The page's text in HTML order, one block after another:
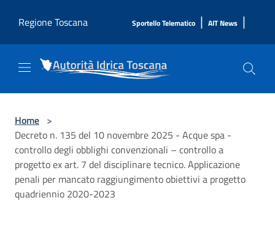
Regione Toscana
Sportello Telematico | AIT News |
Home >
Decreto n. 135 del 10 novembre 2025 - Acque spa -
controllo degli obblighi convenzionali – controllo a
progetto ex art. 7 del disciplinare tecnico. Applicazione
penali per mancato raggiungimento obiettivi a progetto
quadriennio 2020-2023